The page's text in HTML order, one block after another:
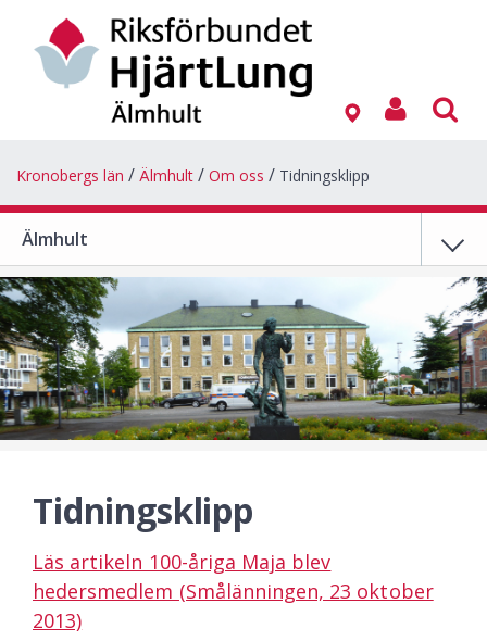
Kronobergs län Älmhult Om oss Tidningsklipp
Älmhult
Tidningsklipp
Läs artikeln 100-åriga Maja blev
hedersmedlem (Smålänningen, 23 oktober
2013)